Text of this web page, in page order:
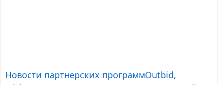
Новости партнерских программOutbid,